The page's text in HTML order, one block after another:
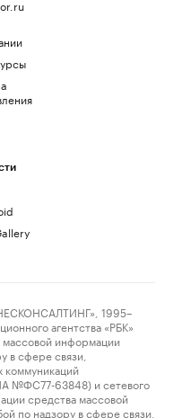
1995–
агентства «РБК»
массовой информации
в сфере связи,
коммуникаций
№ФС77-63848) и сетевого
средства массовой
по надзору в сфере связи,